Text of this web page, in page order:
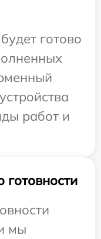
готово
работ и
мы